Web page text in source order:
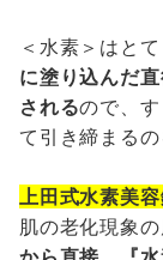
＜水素＞はと
に塗り込んだ
されるので、
て引き締まる
上田式水素美
肌の老化現象